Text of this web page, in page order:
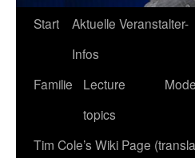
Start
Aktuelle Veranstalter-
Infos
Familie
Lecture
topics
Tim Cole’s Wiki Page